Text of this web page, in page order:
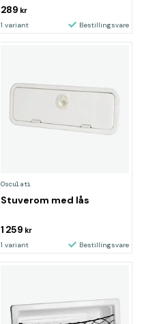
289 kr
1 variant Bestillingsvare
Osculati
Stuverom med lås
1 259 kr
1 variant Bestillingsvare